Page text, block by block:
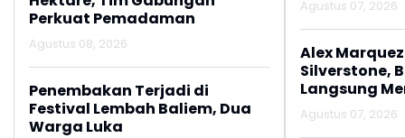
Perkuat Pemadaman
Agustus 08, 2026
Penembakan Terjadi di
Festival Lembah Baliem, Dua
Warga Luka
Agustus 07, 2026
Alex
Silverstone,
Langsung
Agustus 07, 2026